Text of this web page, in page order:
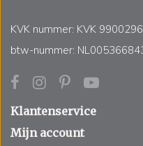
KVK nummer: KVK
btw-nummer:
Klantenservice
Mijn account